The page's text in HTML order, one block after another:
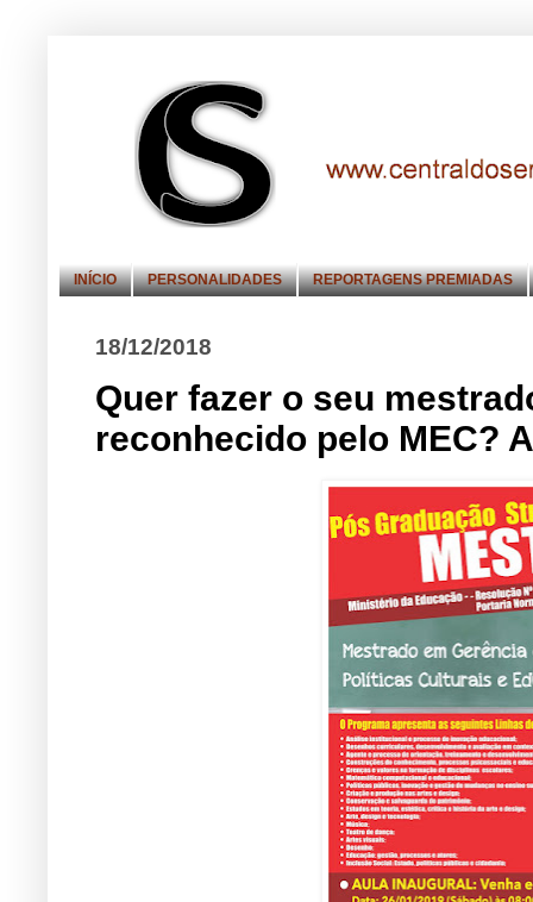
INÍCIO PERSONALIDADES REPORTAGENS PREMIADAS
18/12/2018
Quer fazer o seu
reconhecido pelo MEC?